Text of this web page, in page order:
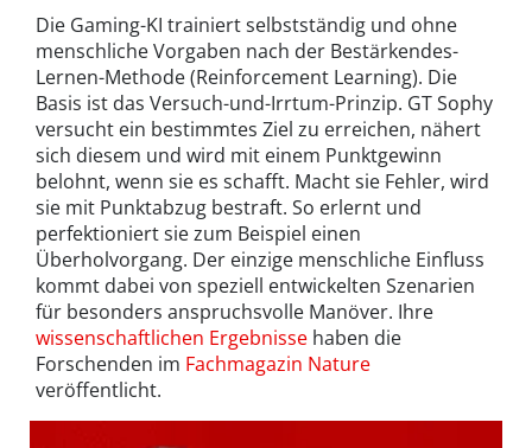
Die Gaming-KI trainiert selbstständig und ohne
menschliche Vorgaben nach der Bestärkendes-
Lernen-Methode (Reinforcement Learning). Die
Basis ist das Versuch-und-Irrtum-Prinzip. GT Sophy
versucht ein bestimmtes Ziel zu erreichen, nähert
sich diesem und wird mit einem Punktgewinn
belohnt, wenn sie es schafft. Macht sie Fehler, wird
sie mit Punktabzug bestraft. So erlernt und
perfektioniert sie zum Beispiel einen
Überholvorgang. Der einzige menschliche Einfluss
kommt dabei von speziell entwickelten Szenarien
für besonders anspruchsvolle Manöver. Ihre
wissenschaftlichen Ergebnisse haben die
Forschenden im Fachmagazin Nature
veröffentlicht.